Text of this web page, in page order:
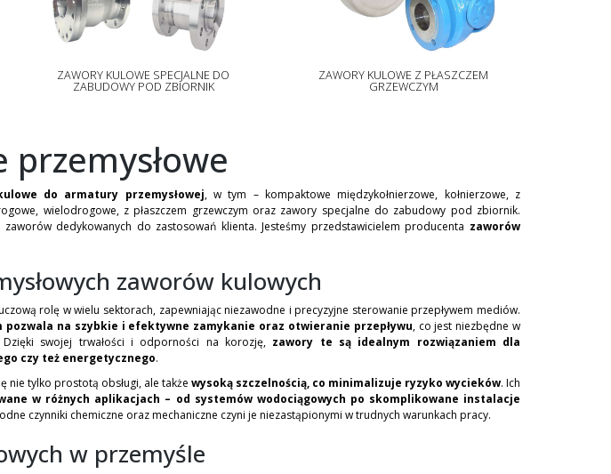
ZAWORY KULOWE SPECJALNE DO
ZABUDOWY POD ZBIORNIK
ZAWORY KULOWE Z PŁASZCZEM
GRZEWCZYM
do armatury przemysłowej, w tym – kompaktowe międzykołnierzowe, kołnierzowe, z
wielodrogowe, z płaszczem grzewczym oraz zawory specjalne do zabudowy pod zbiornik.
dedykowanych do zastosowań klienta. Jesteśmy przedstawicielem producenta zaworów
zaworów kulowych
rolę w wielu sektorach, zapewniając niezawodne i precyzyjne sterowanie przepływem mediów.
na szybkie i efektywne zamykanie oraz otwieranie przepływu, co jest niezbędne w
swojej trwałości i odporności na korozję, zawory te są idealnym rozwiązaniem dla
czy też energetycznego.
nie tylko prostotą obsługi, ale także wysoką szczelnością, co minimalizuje ryzyko wycieków. Ich
w różnych aplikacjach – od systemów wodociągowych po skomplikowane instalacje
czynniki chemiczne oraz mechaniczne czyni je niezastąpionymi w trudnych warunkach pracy.
w przemyśle